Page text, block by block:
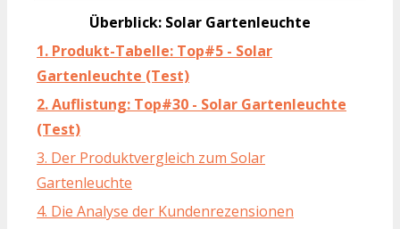
Überblick: Solar Gartenleuchte
1. Produkt-Tabelle: Top#5 - Solar
Gartenleuchte (Test)
2. Auflistung: Top#30 - Solar Gartenleuchte
(Test)
3. Der Produktvergleich zum Solar
Gartenleuchte
4. Die Analyse der Kundenrezensionen